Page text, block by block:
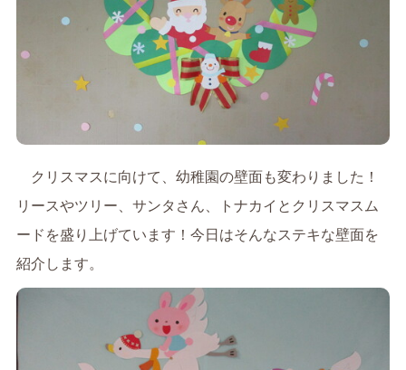
クリスマスに向けて、幼稚園の壁面も変わりました！
リースやツリー、サンタさん、トナカイとクリスマスム
ードを盛り上げています！今日はそんなステキな壁面を
紹介します。